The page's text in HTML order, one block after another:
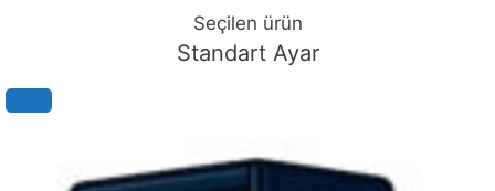
Seçilen ürün
Standart Ayar